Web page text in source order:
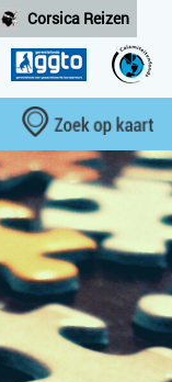
Corsica Reizen